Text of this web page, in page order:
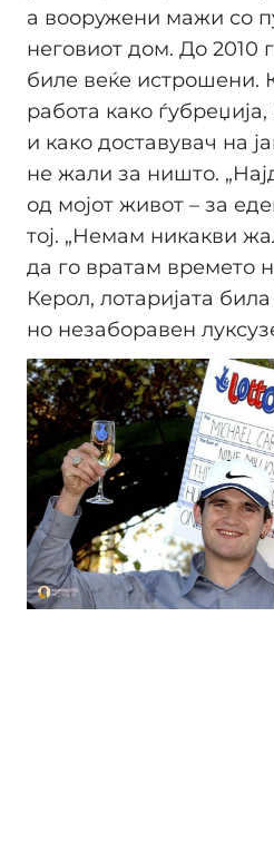
а вооружени мажи со
неговиот дом. До 2010
биле веќе истрошени.
работа како
и како доставувач на
не жали за ништо.
од мојот живот – за
тој. „Немам никакви
да го вратам времето
Керол, лотаријата
но незаборавен